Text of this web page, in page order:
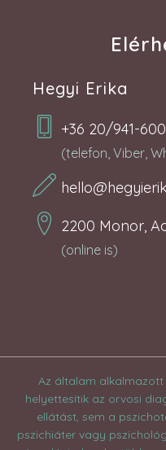
Hegyi Erika
+36 20/941-
(telefon, Viber,
2200 Monor,
(online is)
Az általam alkalmazott
helyettesítik az orvosi
ellátást, sem a
pszichiáter vagy